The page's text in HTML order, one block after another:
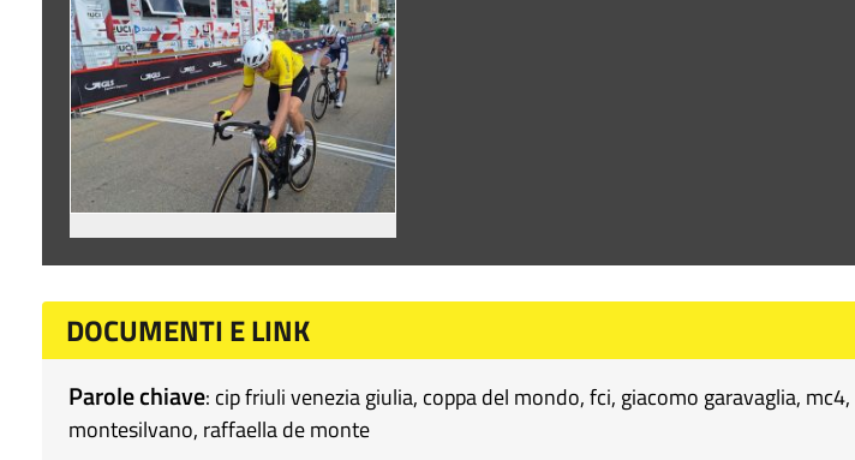
DOCUMENTI E LINK
Parole chiave: cip friuli venezia giulia, coppa del mondo,fci, giacomo garavaglia, mc4,
montesilvano, raffaella de monte